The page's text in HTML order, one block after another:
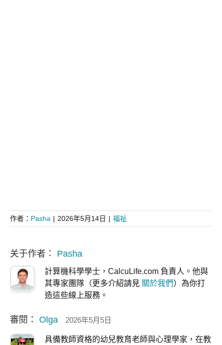
作者： Pasha | 2026年5月14日 | 福祉
关于作者： Pasha
計算機科學學士，CalcuLife.com 負責人。他與
其專家團隊（更多介紹請見 關於我們）為你打
造這些線上服務。
審閱： Olga 2026年5月5日
具備教師資格的幼兒教育老師與心理學家，在教